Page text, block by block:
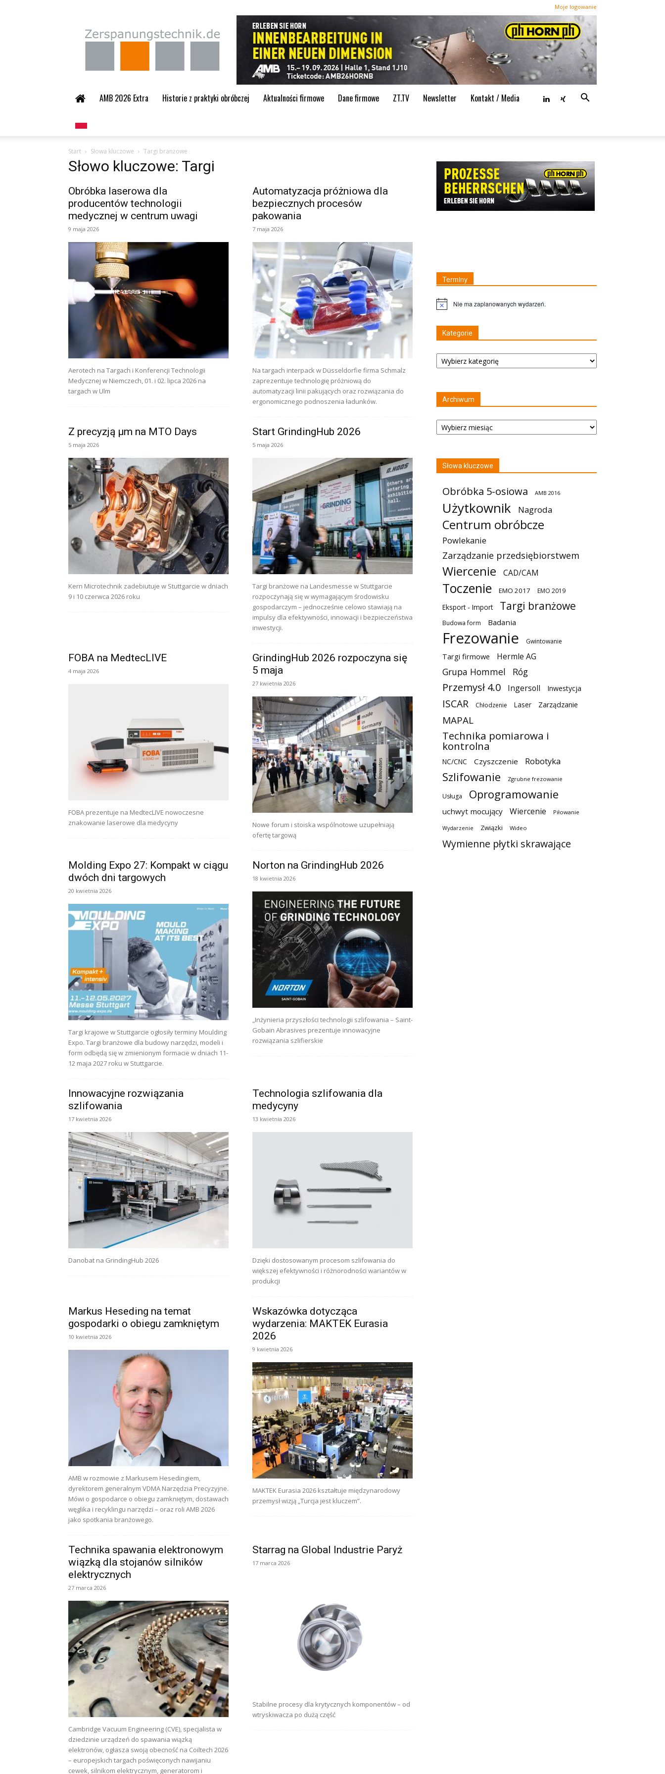
Moje logowanie
Zerspanungstechnik.de
AMB 2026 Extra Historie z praktyki obróbczej Aktualności firmowe Dane firmowe ZT.TV Newsletter Kontakt / Media
Start Słowa kluczowe Targi branżowe
Słowo kluczowe: Targi
Obróbka laserowa dla
producentów technologii
medycznej w centrum uwagi
9 maja 2026
Aerotech na Targach i Konferencji Technologii
Medycznej w Niemczech, 01. i 02. lipca 2026 na
targach w Ulm
Automatyzacja próżniowa dla
bezpiecznych procesów
pakowania
7 maja 2026
Na targach interpack w Düsseldorfie firma Schmalz
zaprezentuje technologię próżniową do
automatyzacji linii pakujących oraz rozwiązania do
ergonomicznego podnoszenia ładunków.
Z precyzją µm na MTO Days
5 maja 2026
Kern Microtechnik zadebiutuje w Stuttgarcie w dniach
9 i 10 czerwca 2026 roku
Start GrindingHub 2026
5 maja 2026
Targi branżowe na Landesmesse w Stuttgarcie
rozpoczynają się w wymagającym środowisku
gospodarczym – jednocześnie celowo stawiają na
impulsy dla efektywności, innowacji i bezpieczeństwa
inwestycji.
FOBA na MedtecLIVE
4 maja 2026
FOBA prezentuje na MedtecLIVE nowoczesne
znakowanie laserowe dla medycyny
GrindingHub 2026 rozpoczyna się
5 maja
27 kwietnia 2026
Nowe forum i stoiska wspólnotowe uzupełniają
ofertę targową
Molding Expo 27: Kompakt w ciągu
dwóch dni targowych
20 kwietnia 2026
Targi krajowe w Stuttgarcie ogłosiły terminy Moulding
Expo. Targi branżowe dla budowy narzędzi, modeli i
form odbędą się w zmienionym formacie w dniach 11-
12 maja 2027 roku w Stuttgarcie.
Norton na GrindingHub 2026
18 kwietnia 2026
„Inżynieria przyszłości technologii szlifowania – Saint-
Gobain Abrasives prezentuje innowacyjne
rozwiązania szlifierskie
Innowacyjne rozwiązania
szlifowania
17 kwietnia 2026
Danobat na GrindingHub 2026
Technologia szlifowania dla
medycyny
13 kwietnia 2026
Dzięki dostosowanym procesom szlifowania do
większej efektywności i różnorodności wariantów w
produkcji
Markus Heseding na temat
gospodarki o obiegu zamkniętym
10 kwietnia 2026
AMB w rozmowie z Markusem Hesedingiem,
dyrektorem generalnym VDMA Narzędzia Precyzyjne.
Mówi o gospodarce o obiegu zamkniętym, dostawach
węglika i recyklingu narzędzi – oraz roli AMB 2026
jako spotkania branżowego.
Wskazówka dotycząca
wydarzenia: MAKTEK Eurasia
2026
9 kwietnia 2026
MAKTEK Eurasia 2026 kształtuje międzynarodowy
przemysł wizją „Turcja jest kluczem”.
Technika spawania elektronowym
wiązką dla stojanów silników
elektrycznych
27 marca 2026
Cambridge Vacuum Engineering (CVE), specjalista w
dziedzinie urządzeń do spawania wiązką
elektronów, ogłasza swoją obecność na Coiltech 2026
– europejskich targach poświęconych nawijaniu
cewek, silnikom elektrycznym, generatorom i
Starrag na Global Industrie Paryż
17 marca 2026
Stabilne procesy dla krytycznych komponentów – od
wtryskiwacza po dużą część
Terminy
UwagaNie ma zaplanowanych wydarzeń.
Kategorie
Kategorie
Archiwum
Archiwum
Słowa kluczowe
Obróbka 5-osiowa AMB 2016
Użytkownik Nagroda
Centrum obróbcze
Powlekanie
Zarządzanie przedsiębiorstwem
Wiercenie CAD/CAM
Toczenie EMO 2017 EMO 2019
Eksport - Import Targi branżowe
Budowa form Badania
Frezowanie Gwintowanie
Targi firmowe Hermle AG
Grupa Hommel Róg
Przemysł 4.0 Ingersoll Inwestycja
ISCAR Chłodzenie Laser Zarządzanie
MAPAL
Technika pomiarowa i
kontrolna
NC/CNC Czyszczenie Robotyka
Szlifowanie Zgrubne frezowanie
Usługa Oprogramowanie
uchwyt mocujący Wiercenie Piłowanie
Wydarzenie Związki Wideo
Wymienne płytki skrawające